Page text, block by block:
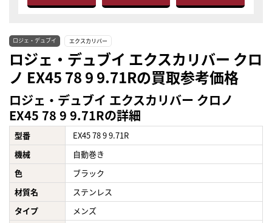
ロジェ・デュブイ エクスカリバー
ロジェ・デュブイ エクスカリバー クロ
ノ EX45 78 9 9.71Rの買取参考価格
ロジェ・デュブイ エクスカリバー クロノ
EX45 78 9 9.71Rの詳細
型番
EX45 78 9 9.71R
機械
自動巻き
色
ブラック
材質名
ステンレス
タイプ
メンズ